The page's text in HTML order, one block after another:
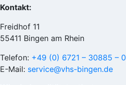
Kontakt:
Freidhof 11
55411 Bingen am Rhein
Telefon: +49 (0) 6721 – 30885 – 0
E-Mail: service@vhs-bingen.de